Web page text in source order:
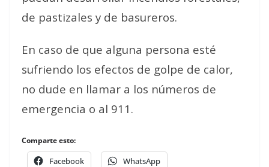
de pastizales y de basureros.
En caso de que alguna persona esté
sufriendo los efectos de golpe de calor,
no dude en llamar a los números de
emergencia o al 911.
Comparte esto:
Facebook WhatsApp